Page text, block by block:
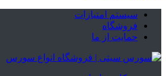
سیستم امتیازات
فروشگاه
حمایت از ما